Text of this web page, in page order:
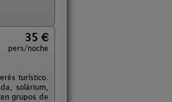
35 €
pers/noche
turístico.
solárium,
grupos de